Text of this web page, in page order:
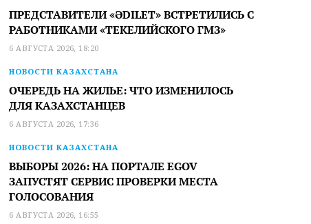
ПРЕДСТАВИТЕЛИ «ӘDILET» ВСТРЕТИЛИСЬ С
РАБОТНИКАМИ «ТЕКЕЛИЙСКОГО ГМЗ»
6 АВГУСТА 2026, 18:20
НОВОСТИ КАЗАХСТАНА
ОЧЕРЕДЬ НА ЖИЛЬЕ: ЧТО ИЗМЕНИЛОСЬ
ДЛЯ КАЗАХСТАНЦЕВ
6 АВГУСТА 2026, 17:36
НОВОСТИ КАЗАХСТАНА
ВЫБОРЫ 2026: НА ПОРТАЛЕ EGOV
ЗАПУСТЯТ СЕРВИС ПРОВЕРКИ МЕСТА
ГОЛОСОВАНИЯ
6 АВГУСТА 2026, 16:55